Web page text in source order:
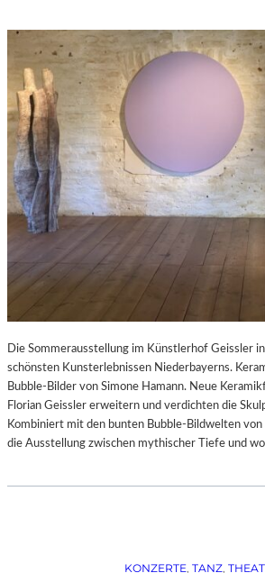
Die Sommerausstellung im Künstlerhof Geissler
schönsten Kunsterlebnissen Niederbayerns.
Bubble-Bilder von Simone Hamann. Neue
Florian Geissler erweitern und verdichten die
Kombiniert mit den bunten Bubble-Bildwelten
die Ausstellung zwischen mythischer Tiefe und
KONZERTE, TANZ,